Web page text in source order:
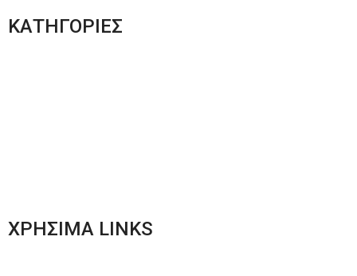
ΚΑΤΗΓΟΡΙΕΣ
ΧΡΗΣΙΜΑ LINKS